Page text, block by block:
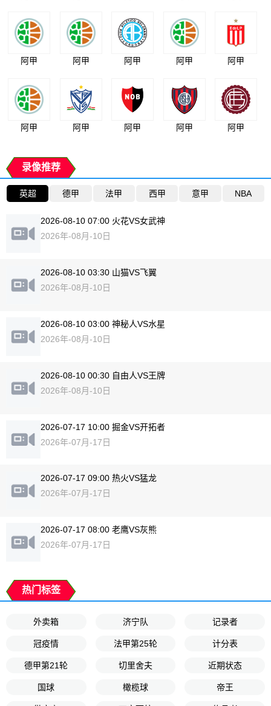
阿甲 阿甲 阿甲 阿甲 阿甲
阿甲 阿甲 阿甲 阿甲 阿甲
录像推荐
英超 德甲 法甲 西甲 意甲 NBA
2026-08-10 07:00 火花VS女武神
2026年-08月-10日
2026-08-10 03:30 山猫VS飞翼
2026年-08月-10日
2026-08-10 03:00 神秘人VS水星
2026年-08月-10日
2026-08-10 00:30 自由人VS王牌
2026年-08月-10日
2026-07-17 10:00 掘金VS开拓者
2026年-07月-17日
2026-07-17 09:00 热火VS猛龙
2026年-07月-17日
2026-07-17 08:00 老鹰VS灰熊
2026年-07月-17日
热门标签
外卖箱 济宁队 记录者
冠疫情 法甲第25轮 计分表
德甲第21轮 切里舍夫 近期状态
国球 橄榄球 帝王